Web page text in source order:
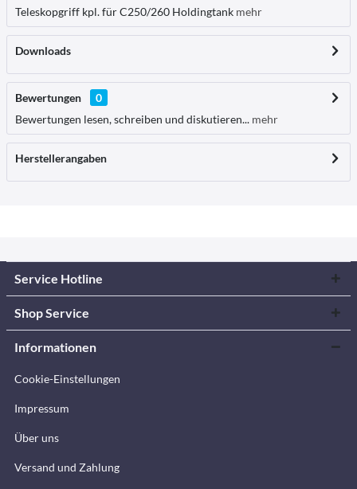
Teleskopgriff kpl. für C250/260 Holdingtank mehr
Downloads
Bewertungen
0
Bewertungen lesen, schreiben und diskutieren... mehr
Herstellerangaben
Service Hotline
Shop Service
Informationen
Cookie-Einstellungen
Impressum
Über uns
Versand und Zahlung